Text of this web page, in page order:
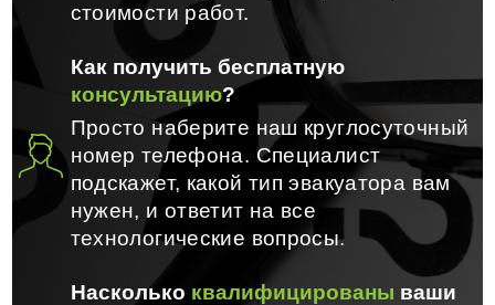
стоимости работ.
Как получить бесплатную
консультацию?
Просто наберите наш круглосуточный
номер телефона. Специалист
подскажет, какой тип эвакуатора вам
нужен, и ответит на все
технологические вопросы.
Насколько квалифицированы ваши